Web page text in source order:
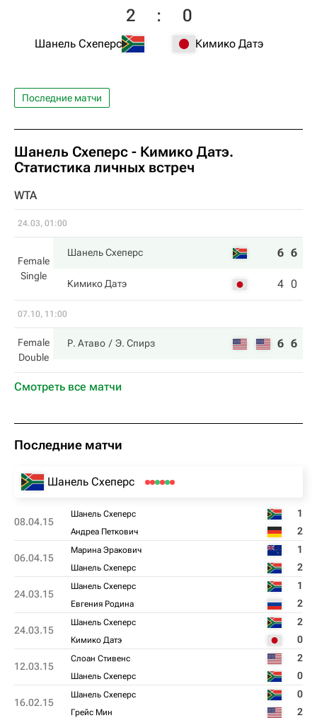
Шанель Схеперс
2 : 0
Кимико Датэ
Последние матчи
Шанель Схеперс - Кимико Датэ.
Статистика личных встреч
WTA
24.03, 01:00
Female
Single
Шанель Схеперс 6 6
Кимико Датэ 4 0
07.10, 11:00
Female
Double
Р. Атаво Э. Спирз 6 6
Смотреть все матчи
Последние матчи
Шанель Схеперс
08.04.15
Шанель Схеперс 1
Андреа Петкович 2
06.04.15
Марина Эракович 1
Шанель Схеперс 2
24.03.15
Шанель Схеперс 1
Евгения Родина 2
24.03.15
Шанель Схеперс 2
Кимико Датэ 0
12.03.15
Слоан Стивенс 2
Шанель Схеперс 0
16.02.15
Шанель Схеперс 0
Грейс Мин 2